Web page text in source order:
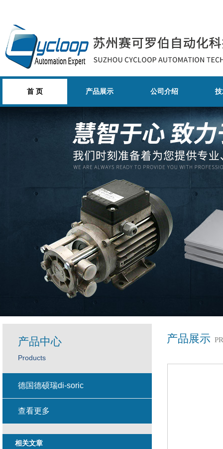
首 页 产品展示 公司介绍
产品展示
产品中心
Products
德国德硕瑞di-soric
查看更多
相关文章